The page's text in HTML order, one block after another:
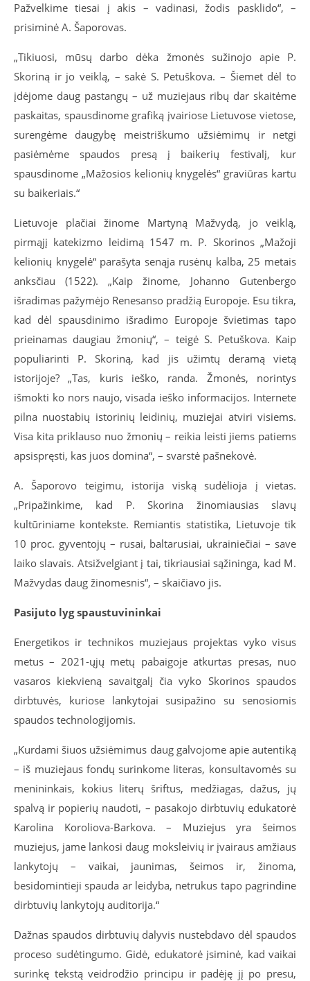
Pažvelkime tiesai į akis – vadinasi, žodis pasklido“, –
prisiminė A. Šaporovas.
„Tikiuosi, mūsų darbo dėka žmonės sužinojo apie P.
Skoriną ir jo veiklą, – sakė S. Petuškova. – Šiemet dėl to
įdėjome daug pastangų – už muziejaus ribų dar skaitėme
paskaitas, spausdinome grafiką įvairiose Lietuvose vietose,
surengėme daugybę meistriškumo užsiėmimų ir netgi
pasiėmėme spaudos presą į baikerių festivalį, kur
spausdinome „Mažosios kelionių knygelės“ graviūras kartu
su baikeriais.“
Lietuvoje plačiai žinome Martyną Mažvydą, jo veiklą,
pirmąjį katekizmo leidimą 1547 m. P. Skorinos „Mažoji
kelionių knygelė“ parašyta senąja rusėnų kalba, 25 metais
anksčiau (1522). „Kaip žinome, Johanno Gutenbergo
išradimas pažymėjo Renesanso pradžią Europoje. Esu tikra,
kad dėl spausdinimo išradimo Europoje švietimas tapo
prieinamas daugiau žmonių“, – teigė S. Petuškova. Kaip
populiarinti P. Skoriną, kad jis užimtų deramą vietą
istorijoje? „Tas, kuris ieško, randa. Žmonės, norintys
išmokti ko nors naujo, visada ieško informacijos. Internete
pilna nuostabių istorinių leidinių, muziejai atviri visiems.
Visa kita priklauso nuo žmonių – reikia leisti jiems patiems
apsispręsti, kas juos domina“, – svarstė pašnekovė.
A. Šaporovo teigimu, istorija viską sudėlioja į vietas.
„Pripažinkime, kad P. Skorina žinomiausias slavų
kultūriniame kontekste. Remiantis statistika, Lietuvoje tik
10 proc. gyventojų – rusai, baltarusiai, ukrainiečiai – save
laiko slavais. Atsižvelgiant į tai, tikriausiai sąžininga, kad M.
Mažvydas daug žinomesnis“, – skaičiavo jis.
Pasijuto lyg spaustuvininkai
Energetikos ir technikos muziejaus projektas vyko visus
metus – 2021-ųjų metų pabaigoje atkurtas presas, nuo
vasaros kiekvieną savaitgalį čia vyko Skorinos spaudos
dirbtuvės, kuriose lankytojai susipažino su senosiomis
spaudos technologijomis.
„Kurdami šiuos užsiėmimus daug galvojome apie autentiką
– iš muziejaus fondų surinkome literas, konsultavomės su
menininkais, kokius literų šriftus, medžiagas, dažus, jų
spalvą ir popierių naudoti, – pasakojo dirbtuvių edukatorė
Karolina Koroliova-Barkova. – Muziejus yra šeimos
muziejus, jame lankosi daug moksleivių ir įvairaus amžiaus
lankytojų – vaikai, jaunimas, šeimos ir, žinoma,
besidomintieji spauda ar leidyba, netrukus tapo pagrindine
dirbtuvių lankytojų auditorija.“
Dažnas spaudos dirbtuvių dalyvis nustebdavo dėl spaudos
proceso sudėtingumo. Gidė, edukatorė įsiminė, kad vaikai
surinkę tekstą veidrodžio principu ir padėję jį po presu,